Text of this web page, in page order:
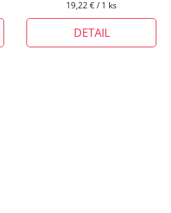
dĺžku retiazky
Jednotková
cena:
19,22 € / 1 ks
DETAIL